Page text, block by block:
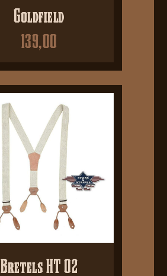
Goldfield
139,00
Bretels HT 02